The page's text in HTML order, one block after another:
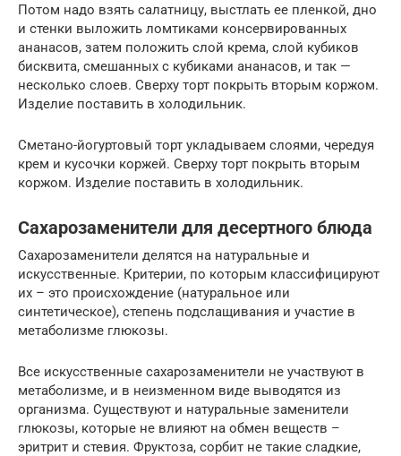
Потом надо взять салатницу, выстлать ее пленкой, дно
и стенки выложить ломтиками консервированных
ананасов, затем положить слой крема, слой кубиков
бисквита, смешанных с кубиками ананасов, и так —
несколько слоев. Сверху торт покрыть вторым коржом.
Изделие поставить в холодильник.
Сметано-йогуртовый торт укладываем слоями, чередуя
крем и кусочки коржей. Сверху торт покрыть вторым
коржом. Изделие поставить в холодильник.
Сахарозаменители для десертного блюда
Сахарозаменители делятся на натуральные и
искусственные. Критерии, по которым классифицируют
их – это происхождение (натуральное или
синтетическое), степень подслащивания и участие в
метаболизме глюкозы.
Все искусственные сахарозаменители не участвуют в
метаболизме, и в неизменном виде выводятся из
организма. Существуют и натуральные заменители
глюкозы, которые не влияют на обмен веществ –
эритрит и стевия. Фруктоза, сорбит не такие сладкие,